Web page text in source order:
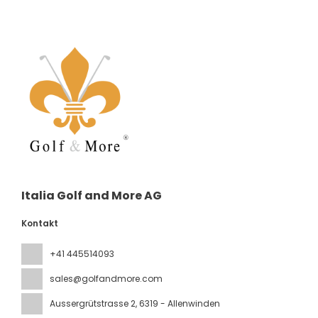
Italia Golf and More AG
Kontakt
+41 445514093
sales@golfandmore.com
Aussergrütstrasse 2, 6319 - Allenwinden